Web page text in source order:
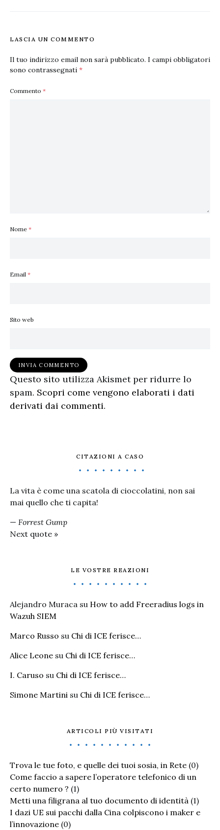
LASCIA UN COMMENTO
Il tuo indirizzo email non sarà pubblicato. I campi obbligatori
sono contrassegnati *
Commento *
Nome *
Email *
Sito web
Questo sito utilizza Akismet per ridurre lo
spam. Scopri come vengono elaborati i dati
derivati dai commenti.
CITAZIONI A CASO
La vita è come una scatola di cioccolatini, non sai
mai quello che ti capita!
— Forrest Gump
Next quote »
LE VOSTRE REAZIONI
Alejandro Muraca su How to add Freeradius logs in
Wazuh SIEM
Marco Russo su Chi di ICE ferisce…
Alice Leone su Chi di ICE ferisce…
I. Caruso su Chi di ICE ferisce…
Simone Martini su Chi di ICE ferisce…
ARTICOLI PIÙ VISITATI
Trova le tue foto, e quelle dei tuoi sosia, in Rete (0)
Come faccio a sapere l’operatore telefonico di un
certo numero ? (1)
Metti una filigrana al tuo documento di identità (1)
I dazi UE sui pacchi dalla Cina colpiscono i maker e
l’innovazione (0)